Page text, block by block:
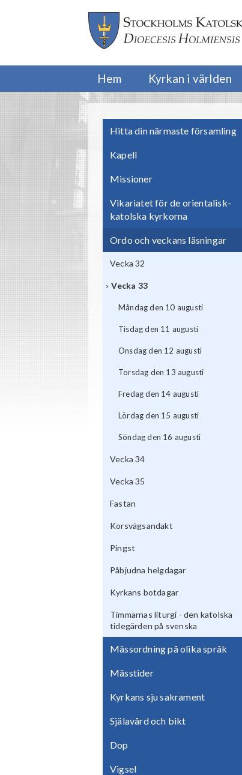
Hem Kyrkan i världen
Hitta din närmaste församling
Kapell
Missioner
Vikariatet för de orientalisk-
katolska kyrkorna
Ordo och veckans läsningar
Vecka 32
Vecka 33
Måndag den 10 augusti
Tisdag den 11 augusti
Onsdag den 12 augusti
Torsdag den 13 augusti
Fredag den 14 augusti
Lördag den 15 augusti
Söndag den 16 augusti
Vecka 34
Vecka 35
Fastan
Korsvägsandakt
Pingst
Påbjudna helgdagar
Kyrkans botdagar
Timmarnas liturgi - den katolska
tidegärden på svenska
Mässordning på olika språk
Mässtider
Kyrkans sju sakrament
Själavård och bikt
Dop
Vigsel